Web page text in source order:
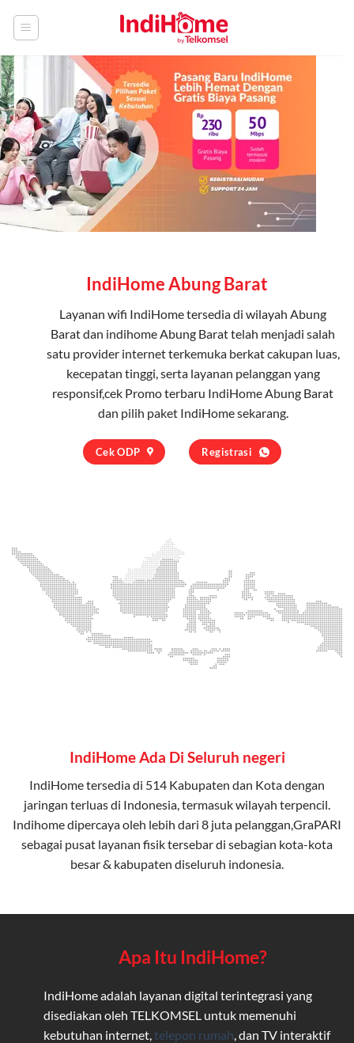
IndiHome Abung Barat
Layanan wifi IndiHometersedia di wilayah Abung
Barat dan indihome Abung Barat telah menjadi salah
satu provider internet terkemuka berkat cakupan luas,
kecepatan tinggi, serta layanan pelanggan yang
responsif,cek Promo terbaru IndiHome Abung Barat
dan pilih paket IndiHomesekarang.
Cek ODP Registrasi
IndiHome Ada Di Seluruh negeri
IndiHome tersedia di 514 Kabupaten dan Kota dengan
jaringan terluas di Indonesia, termasuk wilayah terpencil.
Indihome dipercaya oleh lebih dari 8 juta pelanggan,GraPARI
sebagai pusat layanan fisik tersebar di sebagian kota-kota
besar & kabupaten diseluruh indonesia.
Apa Itu IndiHome?
IndiHome adalah layanan digital terintegrasi yang
disediakan oleh TELKOMSEL untuk memenuhi
kebutuhan internet, telepon rumah , dan TV interaktif